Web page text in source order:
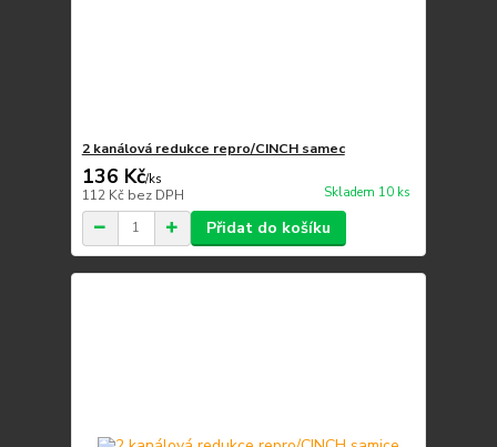
2 kanálová redukce repro/CINCH samec
136 Kč/ks
112 Kč bez DPH Skladem 10 ks
Přidat do košíku